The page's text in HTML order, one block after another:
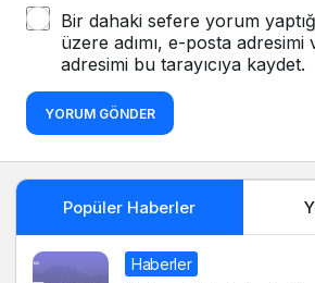
Bir dahaki sefere yorum
üzere adımı, e-posta adresimi
adresimi bu tarayıcıya kaydet.
YORUM GÖNDER
Popüler Haberler
Haberler